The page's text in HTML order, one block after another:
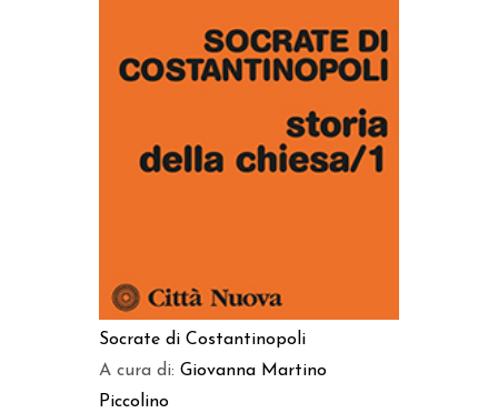
Socrate di Costantinopoli
A cura di: Giovanna Martino
Piccolino